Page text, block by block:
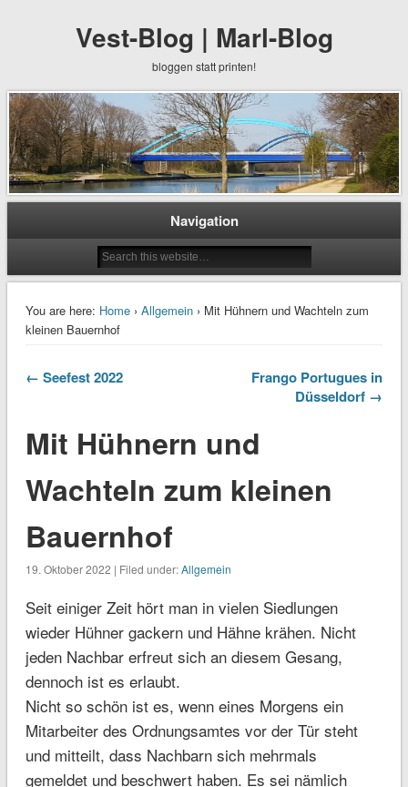
Vest-Blog | Marl-Blog
bloggen statt printen!
Navigation
You are here: Home› Allgemein› Mit Hühnern und Wachteln zum
kleinen Bauernhof
← Seefest 2022
Frango Portugues in
Düsseldorf →
Mit Hühnern und
Wachteln zum kleinen
Bauernhof
19. Oktober 2022 | Filed under:Allgemein
Seit einiger Zeit hört man in vielen Siedlungen
wieder Hühner gackern und Hähne krähen. Nicht
jeden Nachbar erfreut sich an diesem Gesang,
dennoch ist es erlaubt.
Nicht so schön ist es, wenn eines Morgens ein
Mitarbeiter des Ordnungsamtes vor der Tür steht
und mitteilt, dass Nachbarn sich mehrmals
gemeldet und beschwert haben. Es sei nämlich